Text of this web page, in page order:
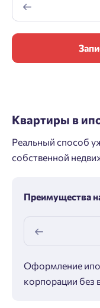
Квартиры в
Реальный способ
собственной
Преимущества
Оформление
корпорации без